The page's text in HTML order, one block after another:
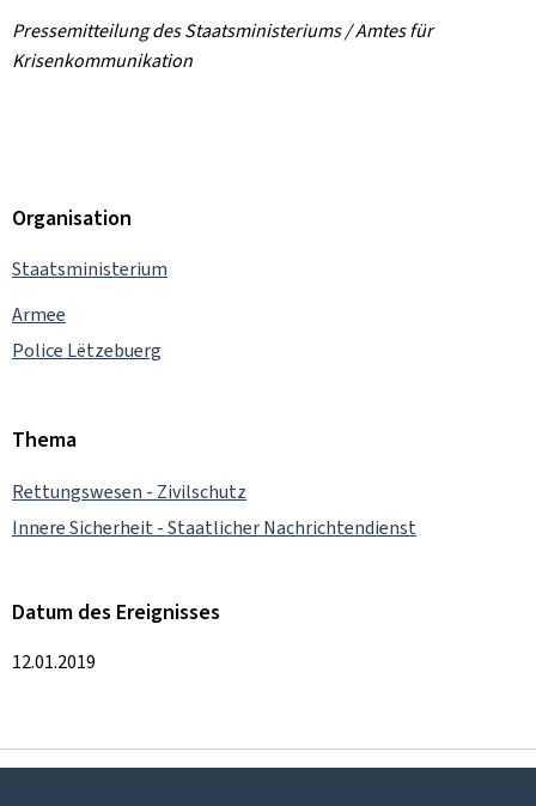
Pressemitteilung des Staatsministeriums / Amtes für
Krisenkommunikation
Organisation
Staatsministerium
Armee
Police Lëtzebuerg
Thema
Rettungswesen - Zivilschutz
Innere Sicherheit - Staatlicher Nachrichtendienst
Datum des Ereignisses
12.01.2019